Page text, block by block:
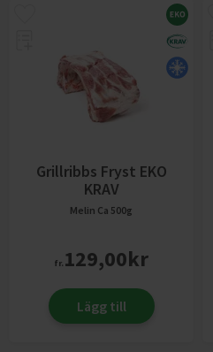
Grillribbs Fryst EKO
KRAV
Melin Ca 500g
fr. 129,00kr
Lägg till